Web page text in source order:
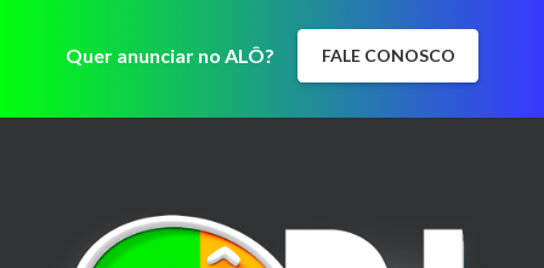
Quer anunciar no ALÔ? FALE CONOSCO